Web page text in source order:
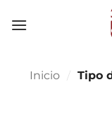
Inicio / Tipo